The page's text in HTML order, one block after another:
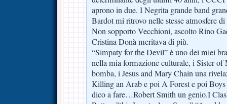
aprono in due. I Negrita grande band
Bardot mi ritrovo nelle stesse atmosfere
Non sopporto Vecchioni, ascolto Rino
Cristina Donà meritava di più.
“Simpaty for the Devil” è uno dei miei
nella mia formazione culturale, i Sister of
bomba, i Jesus and Mary Chain una
Killing an Arab e poi A Forest e poi
dico a fare…Robert Smith un genio.I